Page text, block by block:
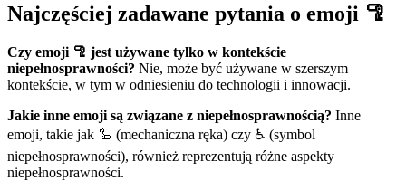
Najczęściej zadawane pytania o emoji 🦿
Czy emoji 🦿 jest używane tylko w kontekście
niepełnosprawności? Nie, może być używane w szerszym
kontekście, w tym w odniesieniu do technologii i innowacji.
Jakie inne emoji są związane z niepełnosprawnością? Inne
emoji, takie jak 🦾 (mechaniczna ręka) czy ♿ (symbol
niepełnosprawności), również reprezentują różne aspekty
niepełnosprawności.